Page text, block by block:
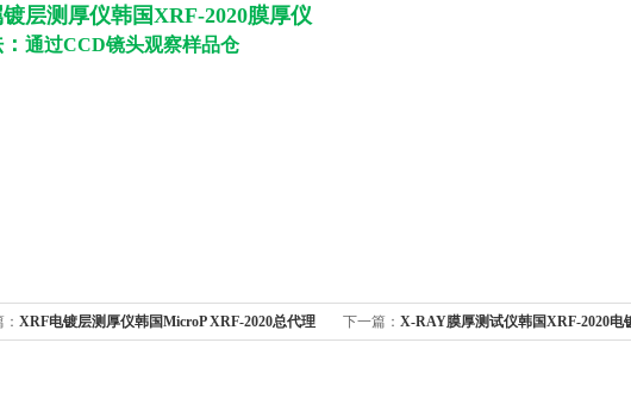
层测厚仪韩国XRF-2020膜厚仪
通过CCD镜头观察样品仓
XRF电镀层测厚仪韩国MicroP XRF-2020总代理 下一篇： X-RAY膜厚测试仪韩国XRF-2020电